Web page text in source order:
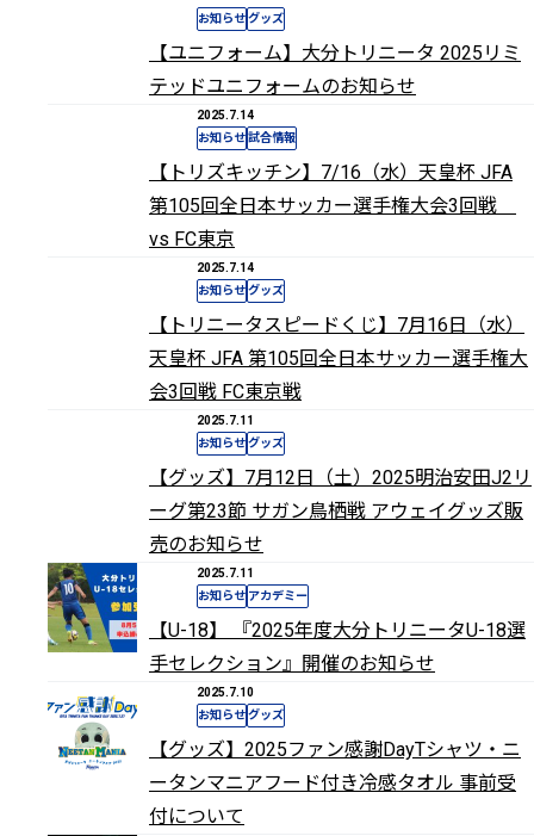
お知らせグッズ
【ユニフォーム】大分トリニータ 2025リミ
テッドユニフォームのお知らせ
2025.7.14
お知らせ試合情報
【トリズキッチン】7/16（水）天皇杯 JFA
第105回全日本サッカー選手権大会3回戦
vs FC東京
2025.7.14
お知らせグッズ
【トリニータスピードくじ】7月16日（水）
天皇杯 JFA 第105回全日本サッカー選手権大
会3回戦 FC東京戦
2025.7.11
お知らせグッズ
【グッズ】7月12日（土）2025明治安田J2リ
ーグ第23節 サガン鳥栖戦 アウェイグッズ販
売のお知らせ
2025.7.11
お知らせ アカデミー
【U-18】 『2025年度大分トリニータU-18選
手セレクション』開催のお知らせ
2025.7.10
お知らせグッズ
【グッズ】2025ファン感謝DayTシャツ・ニ
ータンマニアフード付き冷感タオル 事前受
付について